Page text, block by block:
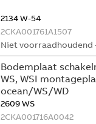
2134 W-54
2CKA001761A1507
Niet voorraadhoudend
Bodemplaat
WS, WSI
ocean/WS/WD
2609 WS
2CKA001716A0042